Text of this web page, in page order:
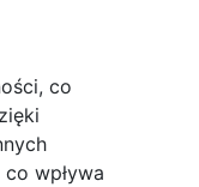
co
wpływa